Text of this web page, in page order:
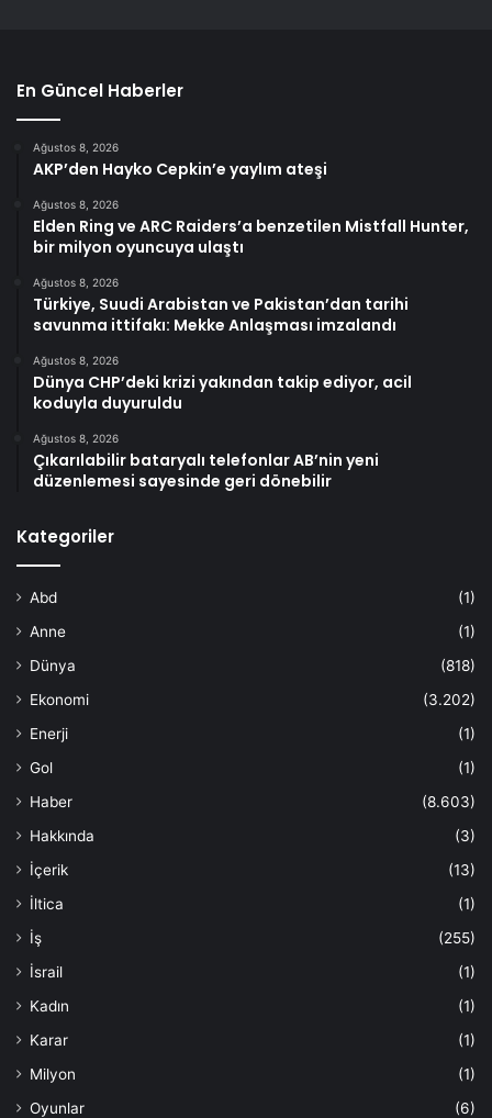
En Güncel Haberler
Ağustos 8, 2026
AKP’den Hayko Cepkin’e yaylım ateşi
Ağustos 8, 2026
Elden Ring ve ARC Raiders’a benzetilen Mistfall Hunter,
bir milyon oyuncuya ulaştı
Ağustos 8, 2026
Türkiye, Suudi Arabistan ve Pakistan’dan tarihi
savunma ittifakı: Mekke Anlaşması imzalandı
Ağustos 8, 2026
Dünya CHP’deki krizi yakından takip ediyor, acil
koduyla duyuruldu
Ağustos 8, 2026
Çıkarılabilir bataryalı telefonlar AB’nin yeni
düzenlemesi sayesinde geri dönebilir
Kategoriler
Abd
(1)
Anne
(1)
Dünya
(818)
Ekonomi
(3.202)
Enerji
(1)
Gol
(1)
Haber
(8.603)
Hakkında
(3)
İçerik
(13)
İltica
(1)
İş
(255)
İsrail
(1)
Kadın
(1)
Karar
(1)
Milyon
(1)
Oyunlar
(6)